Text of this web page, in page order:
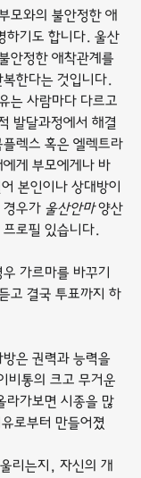
모와의 불안정한 애
하기도 합니다. 울산
안정한 애착관계를
한다는 것입니다.
는 사람마다 다르고
발달과정에서 해결
렉스 혹은 엘렉트라
게 부모에게나 바
본인이나 상대방이
경우가 울산안마 양산
로필 있습니다.
가르마를 바꾸기
고 결국 투표까지 하
은 권력과 능력을
비통의 크고 무거운
라가보면 시종을 많
로부터 만들어졌
리는지, 자신의 개